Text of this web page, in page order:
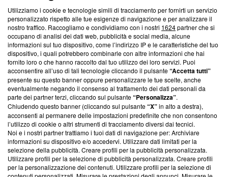
Questa sezione offre informazioni trasparenti su Blasting
News, sui nostri processi editoriali e su come ci impegniamo a
creare news di qualità. Inoltre, afferma la nostra aderenza a
‘Trust Project - News with Integrity’Blasting News non è
ancora membro del programma, ma ha richiesto di farne
parte; Trust Project non ha ancora effettuato una verifica di
conformità agli standard.
Su di noi
Team editoriale
Corporate
Redazione
Informativa Privacy
Utilizziamo i cookie e tecnologie simili di tracciamento per fornirti un servizio
personalizzato rispetto alle tue esigenze di navigazione e per analizzare il
nostro traffico. Raccogliamo e condividiamo con i nostri 1624partner che si
occupano di analisi dei dati web, pubblicità e social media, alcune
informazioni sul tuo dispositivo, come l’indirizzo IP e le caratteristiche del tuo
dispositivo, i quali potrebbero combinarle con altre informazioni che hai
fornito loro o che hanno raccolto dal tuo utilizzo dei loro servizi. Puoi
acconsentire all’uso di tali tecnologie cliccando il pulsante“Accetta tutti”
presente su questo banner oppure personalizzare le tue scelte, anche
eventualmente negando il consenso al trattamento dei dati personali da
parte dei partner terzi, cliccando sul pulsante“Personalizza”.
Chiudendo questo banner (cliccando sul pulsante“X”in alto a destra),
acconsenti al permanere delle impostazioni predefinite che non consentono
l’utilizzo di cookie o altri strumenti di tracciamento diversi dai tecnici.
Noi e i nostri partner trattiamo i tuoi dati di navigazione per: Archiviare
informazioni su dispositivo e/o accedervi. Utilizzare dati limitati per la
selezione della pubblicità. Creare profili per la pubblicità personalizzata.
Utilizzare profili per la selezione di pubblicità personalizzata. Creare profili
per la personalizzazione dei contenuti. Utilizzare profili per la selezione di